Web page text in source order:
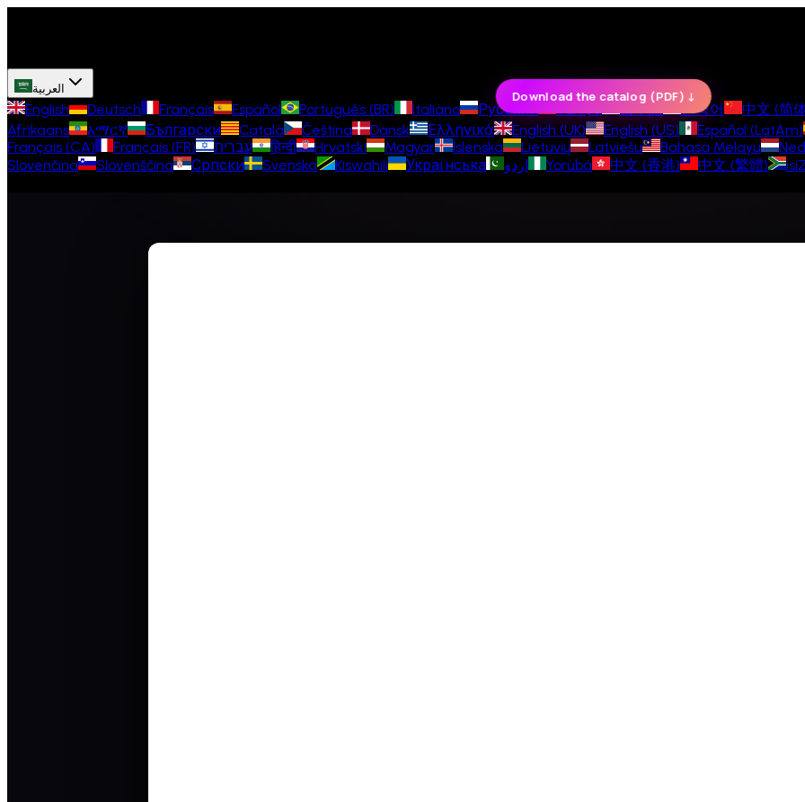
العربية
English Deutsch Français Español Português (BR) Italiano Русский Türkçe 日本語 한국어 中文 (简
Afrikaans
አማርኛ Български Català Čeština Dansk Ελληνικά English (UK) English (US) Español (LatAm)
Français (CA)
Français (FR) עברית हिन्दी Hrvatski Magyar Íslenska Lietuvių Latviešu Bahasa Melayu
Slovenčina
Slovenščina Српски Svenska Kiswahili Українська اردو Yorùbá 中文 (香港) 中文 (繁體)
↓ Download the catalog (PDF)